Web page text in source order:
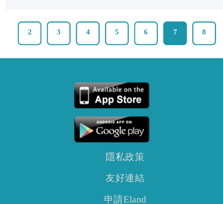
2 3 4 5 6 7 8
隱私政策
友好連結
申請Eland